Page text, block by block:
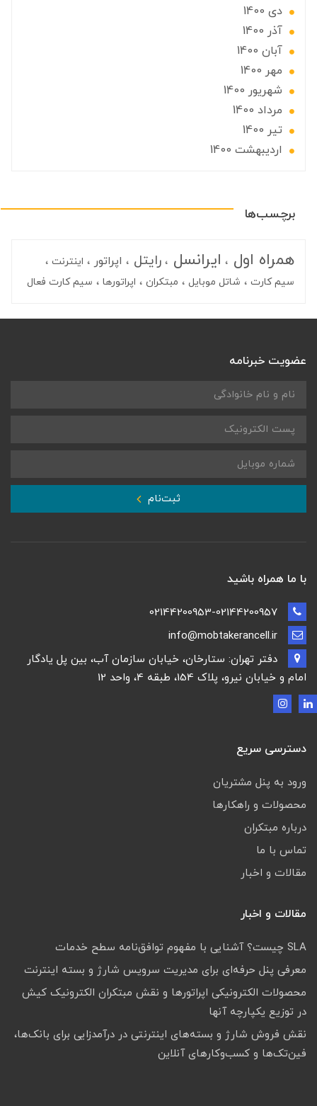
دی 1400
آذر 1400
آبان 1400
مهر 1400
شهریور 1400
مرداد 1400
تير 1400
ارديبهشت 1400
برچسب‌ها
همراه اول ایرانسل رایتل اپراتور
اینترنت
سیم کارت
شاتل موبایل مبتکران اپراتورها سیم کارت فعال
عضویت خبرنامه
ثبت‌نام
با ما همراه باشید
دفتر تهران: ستارخان، خیابان سازمان آب، بین پل یادگار
امام و خیابان نیرو، پلاک 154، طبقه 4، واحد 12
دسترسی سریع
ورود به پنل مشتریان
محصولات و راهکارها
درباره مبتکران
تماس با ما
مقالات و اخبار
مقالات و اخبار
SLA چیست؟ آشنایی با مفهوم توافق‌نامه سطح خدمات
معرفی پنل حرفه‌ای برای مدیریت سرویس شارژ و بسته اینترنت
محصولات الکترونیکی اپراتورها و نقش مبتکران الکترونیک کیش
در توزیع یکپارچه آنها
نقش فروش شارژ و بسته‌های اینترنتی در درآمدزایی برای بانک‌ها،
فین‌تک‌ها و کسب‌وکارهای آنلاین